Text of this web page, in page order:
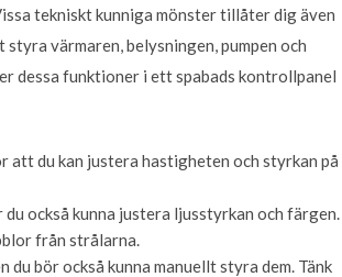
tekniskt kunniga mönster tillåter dig även
värmaren, belysningen, pumpen och
dessa funktioner i ett spabads kontrollpanel
du kan justera hastigheten och styrkan på
också kunna justera ljusstyrkan och färgen.
från strålarna.
bör också kunna manuellt styra dem. Tänk